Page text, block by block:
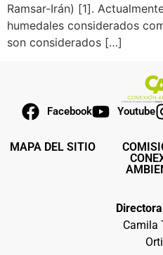
Ramsar-Irán) [1].
humedales considerados
son considerados […]
Facebook Youtube
MAPA DEL SITIO
Camila